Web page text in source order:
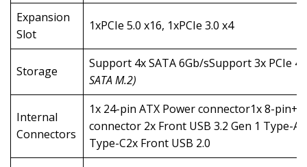
Expansion
Slot
1xPCIe 5.0 x16, 1xPCIe 3.0 x4
Storage
Support 4x SATA 6Gb/sSupport 3x PCIe
SATA M.2)
Internal
Connectors
1x 24-pin ATX Power connector1x 8-
connector 2x Front USB 3.2 Gen 1 Type-
Type-C2x Front USB 2.0